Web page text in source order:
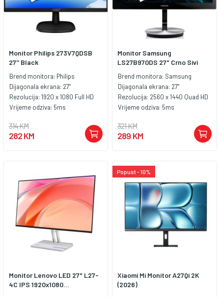
Monitor Philips 273V7QDSB
27'' Black
Brend monitora: Philips
Dijagonala ekrana: 27"
Rezolucija: 1920 x 1080 Full HD
Vrijeme odziva: 5ms
314 KM
282 KM
Monitor Samsung
LS27B970DS 27" Crno Sivi
Brend monitora: Samsung
Dijagonala ekrana: 27"
Rezolucija: 2560 x 1440 Quad HD
Vrijeme odziva: 5ms
321 KM
289 KM
Monitor Lenovo LED 27" L27-
4C IPS 1920x1080...
Popust - 10%
Xiaomi Mi Monitor A27Qi 2K
(2026)